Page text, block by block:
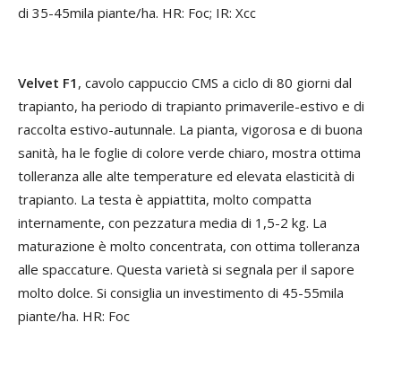
di 35-45mila piante/ha. HR: Foc; IR: Xcc
Velvet F1 , cavolo cappuccio CMS a ciclo di 80 giorni dal
trapianto, ha periodo di trapianto primaverile-estivo e di
raccolta estivo-autunnale. La pianta, vigorosa e di buona
sanità, ha le foglie di colore verde chiaro, mostra ottima
tolleranza alle alte temperature ed elevata elasticità di
trapianto. La testa è appiattita, molto compatta
internamente, con pezzatura media di 1,5-2 kg. La
maturazione è molto concentrata, con ottima tolleranza
alle spaccature. Questa varietà si segnala per il sapore
molto dolce. Si consiglia un investimento di 45-55mila
piante/ha. HR: Foc